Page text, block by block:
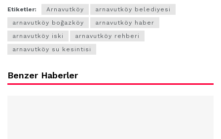
Etiketler: Arnavutköy
arnavutköy belediyesi
arnavutköy boğazköy
arnavutköy haber
arnavutköy iski
arnavutköy rehberi
arnavutköy su kesintisi
Benzer Haberler